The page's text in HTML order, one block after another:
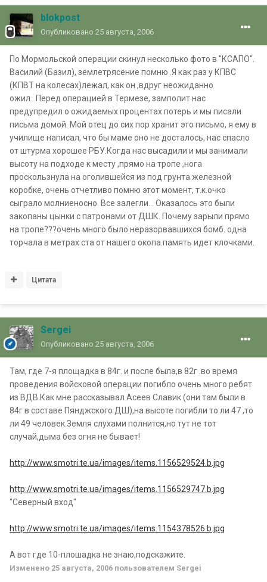
blokpost
Опубликовано 25 августа, 2006
По Мормольской операции скинул несколько фото в "КСАПО".
Василий (Базил), землетрясение помню .Я как раз у КПВС
(КПВТ на колесах)лежал, как он ,вдруг неожиданно
ожил...Перед операцией в Термезе, замполит нас
предупредил о ожидаемых процентах потерь и мы писали
письма домой. Мой отец до сих пор хранит это письмо, я ему в
училище написал, что бы маме оно не досталось, нас спасло
от штурма хорошее РБУ.Когда нас высадили и мы занимали
высоту на подходе к месту ,прямо на тропе ,нога
проскользнула на оголившейся из под грунта железной
коробке, очень отчетливо помню этот момент, т.к.очко
сыграло молниеносно. Все залегли... Оказалось это были
закопаны цынки с патронами от ДШК. Почему зарыли прямо
на тропе???очень много было неразорвавшихся бомб. одна
торчала в метрах ста от нашего окопа.память идет клочками.
Цитата
Sergei
Опубликовано 25 августа, 2006
Там, где 7-я площадка в 84г. и после была,в 82г .во время
проведения войсковой операции погибло очень много ребят
из ВДВ.Как мне рассказывал Асеев Славик (они там были в
84г в составе Пянджского ДШ),на высоте погибли то ли 47 ,то
ли 49 человек.Земля слухами полнится,но тут не тот
случай,дыма без огня не бывает!
http://www.smotri.te.ua/images/items.1156529524.b.jpg
http://www.smotri.te.ua/images/items.1156529747.b.jpg
"Северный вход"
http://www.smotri.te.ua/images/items.1154378526.b.jpg
А вот где 10-плошадка не знаю,подскажите.
Изменено 25 августа, 2006 пользователем Sergei